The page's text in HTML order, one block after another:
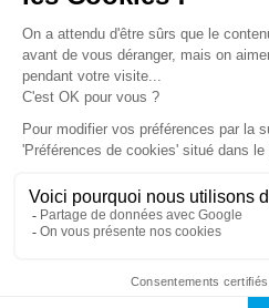
© 2026 -KPX PARTS- SITE